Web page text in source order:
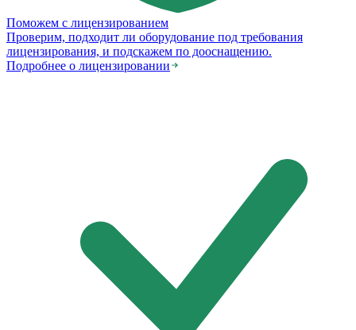
Поможем с лицензированием
Проверим, подходит ли оборудование под требования
лицензирования, и подскажем по дооснащению.
Подробнее о лицензировании